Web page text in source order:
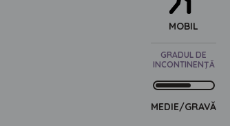
MOBIL
GRADUL DE
INCONTINENŢĂ
MEDIE/GRAVĂ